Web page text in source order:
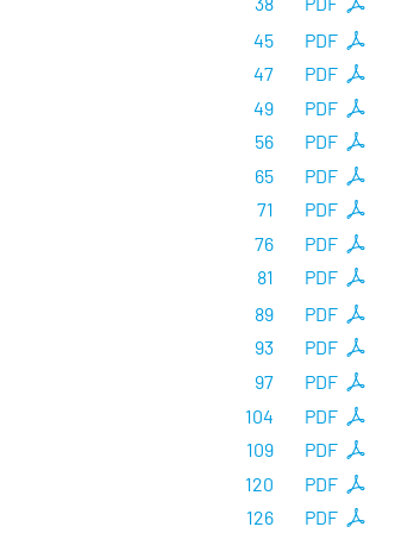
PDF
45
PDF
47
PDF
49
PDF
56
PDF
65
PDF
71
PDF
76
PDF
81
PDF
89
PDF
93
PDF
97
PDF
104
PDF
109
PDF
120
PDF
126